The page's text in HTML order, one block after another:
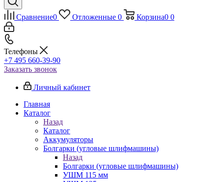
Сравнение0 Отложенные 0 Корзина0 0
Телефоны
+7 495 660-39-90
Заказать звонок
Личный кабинет
Главная
Каталог
Назад
Каталог
Аккумуляторы
Болгарки (угловые шлифмашины)
Назад
Болгарки (угловые шлифмашины)
УШМ 115 мм